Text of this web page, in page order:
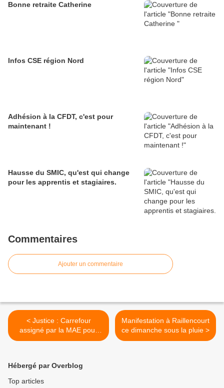
Bonne retraite Catherine
Infos CSE région Nord
Adhésion à la CFDT, c'est pour
maintenant !
Hausse du SMIC, qu'est qui change
pour les apprentis et stagiaires.
Commentaires
Ajouter un commentaire
< Justice : Carrefour
assigné par la MAE pour
pratiques déloyales sur
Manifestation à Raillencourt
ce dimanche sous la pluie >
Hébergé par Overblog
Top articles